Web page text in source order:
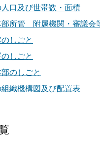
口及び世帯数・面積
部所管 附属機関・審議会
しごと
しごと
のしごと
織機構図及び配置表